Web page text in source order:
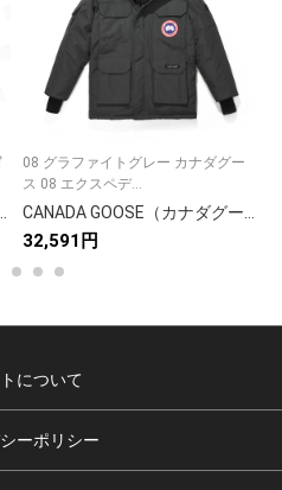
ート レディース ロングコート 防寒 アウトドア 🎿❄️
08 グラファイトグレー カナダグー
ス 08 エクスペデ...
CANADA GOOSE（カナダグース）🛍️✨【】カナダグース ダウンジャケット レディース ロングコート 防寒 アウトドア 高級ブランド 🎿❄️
32,591円
について
ーポリシー